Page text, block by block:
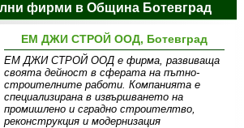
фирми в Община Ботевград
ЕМ ДЖИ СТРОЙ ООД, Ботевград
ЕМ ДЖИ СТРОЙ ООД е фирма, развиваща
своята дейност в сферата на пътно-
строителните работи. Компанията е
специализирана в извършването на
промишлено и сградно строителтво,
реконструкция и модернизация